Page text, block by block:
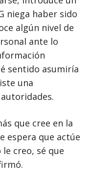
niega haber sido
algún nivel de
ante lo
sentido asumiría
una
que cree en la
espera que actúe
le creo, sé que